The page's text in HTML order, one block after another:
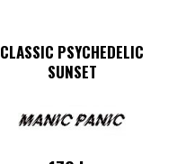
CLASSIC PSYCHEDELIC
SUNSET